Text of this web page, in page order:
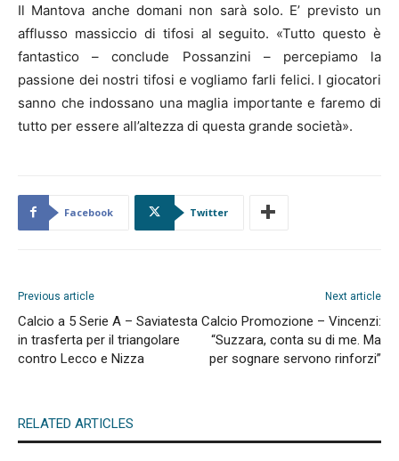
Il Mantova anche domani non sarà solo. E’ previsto un
afflusso massiccio di tifosi al seguito. «Tutto questo è
fantastico – conclude Possanzini – percepiamo la
passione dei nostri tifosi e vogliamo farli felici. I giocatori
sanno che indossano una maglia importante e faremo di
tutto per essere all’altezza di questa grande società».
Facebook Twitter
Previous article
Calcio a 5 Serie A – Saviatesta
in trasferta per il triangolare
contro Lecco e Nizza
Next article
Calcio Promozione – Vincenzi:
“Suzzara, conta su di me. Ma
per sognare servono rinforzi”
RELATED ARTICLES